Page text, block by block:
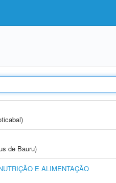
de Bauru)
E ALIMENTAÇÃO